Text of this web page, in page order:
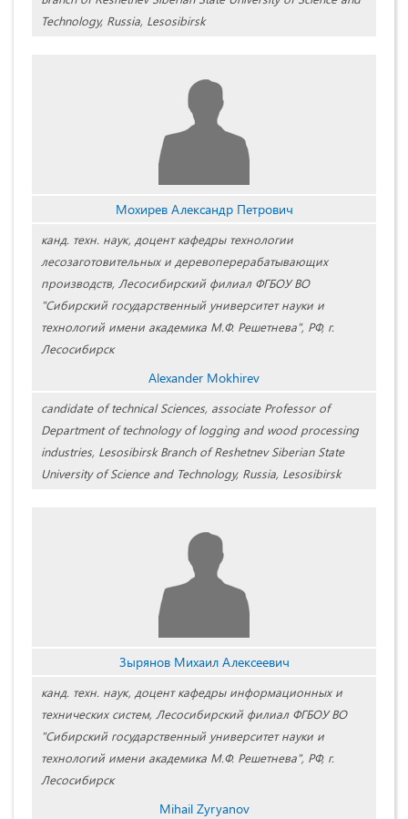
Technology, Russia, Lesosibirsk
Мохирев Александр Петрович
канд. техн. наук, доцент кафедры технологии
лесозаготовительных и деревоперерабатывающих
производств, Лесосибирский филиал ФГБОУ ВО
"Сибирский государственный университет науки и
технологий имени академика М.Ф. Решетнева", РФ, г.
Лесосибирск
Alexander Mokhirev
candidate of technical Sciences, associate Professor of
Department of technology of logging and wood processing
industries, Lesosibirsk Branch of Reshetnev Siberian State
University of Science and Technology, Russia, Lesosibirsk
Зырянов Михаил Алексеевич
канд. техн. наук, доцент кафедры информационных и
технических систем, Лесосибирский филиал ФГБОУ ВО
"Сибирский государственный университет науки и
технологий имени академика М.Ф. Решетнева", РФ, г.
Лесосибирск
Mihail Zyryanov